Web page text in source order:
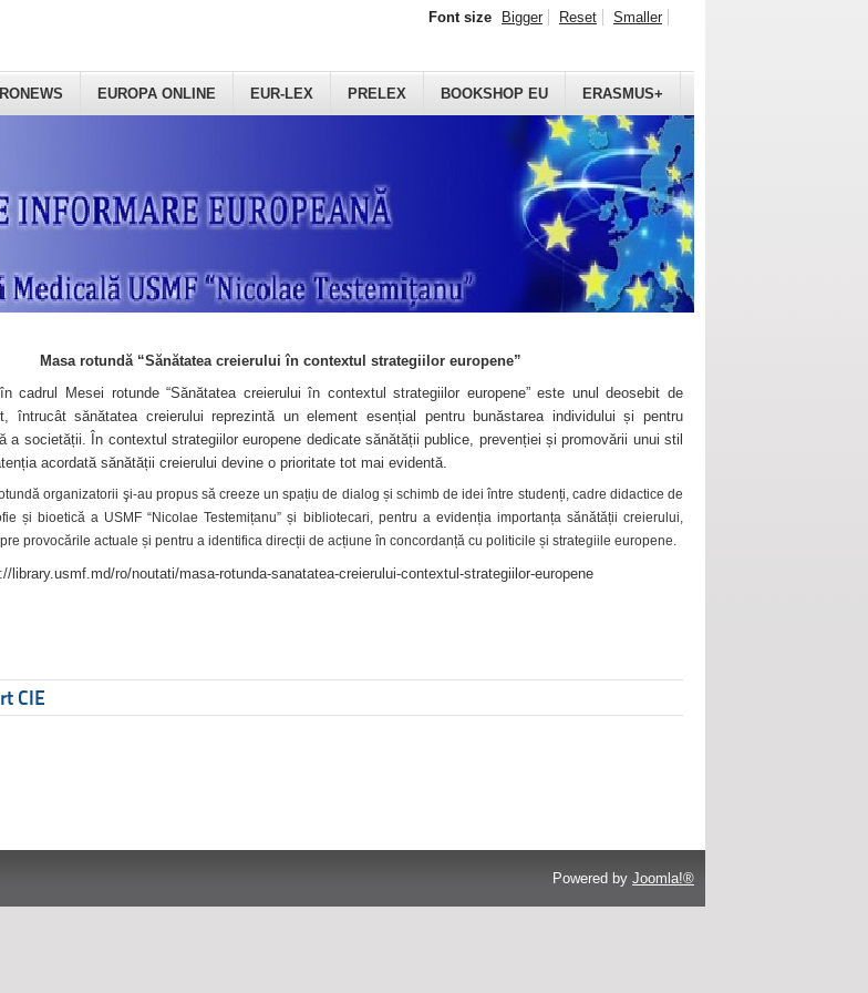
EUROPA ONLINE EUR-LEX PRELEX BOOKSHOP EU ERASMUS+
Font size Bigger Reset Smaller
Masa rotundă “Sănătatea creierului în contextul strategiilor europene”
cadrul Mesei rotunde “Sănătatea creierului în contextul strategiilor europene” este unul deosebit de
întrucât sănătatea creierului reprezintă un element esențial pentru bunăstarea individului și pentru
a societății. În contextul strategiilor europene dedicate sănătății publice, prevenției și promovării unui stil
acordată sănătății creierului devine o prioritate tot mai evidentă.
organizatorii şi-au propus să creeze un spațiu de dialog și schimb de idei între studenți, cadre didactice de
și bioetică a USMF “Nicolae Testemițanu” și bibliotecari, pentru a evidenția importanța sănătății creierului,
provocările actuale și pentru a identifica direcții de acțiune în concordanță cu politicile și strategiile europene.
library.usmf.md/ro/noutati/masa-rotunda-sanatatea-creierului-contextul-strategiilor-europene
CIE
Powered by Joomla!®